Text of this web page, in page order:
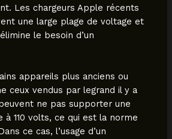
Les chargeurs Apple récents
une large plage de voltage et
le besoin d’un
appareils plus anciens ou
ceux vendus par legrand il y a
ne pas supporter une
à 110 volts, ce qui est la norme
ce cas, l’usage d’un